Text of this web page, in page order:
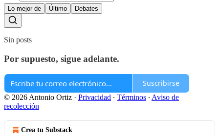
Lo mejor de Último Debates
Sin posts
Por supuesto, sigue adelante.
Suscribirse
© 2026 Antonio Ortiz · Privacidad ∙ Términos ∙ Aviso de
recolección
Crea tu Substack